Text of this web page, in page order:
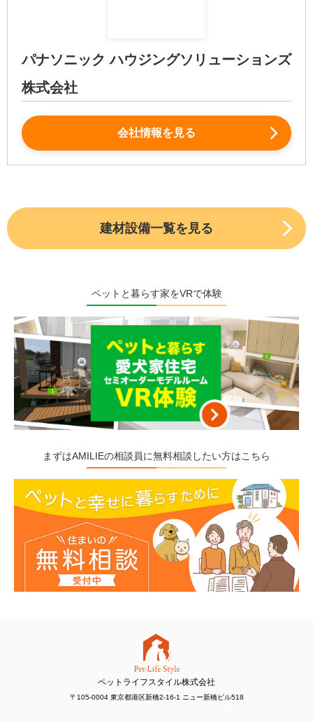
パナソニック ハウジングソリューションズ
株式会社
会社情報を見る
建材設備一覧を見る
ペットと暮らす家をVRで体験
まずはAMILIEの相談員に無料相談したい方はこちら
ペットライフスタイル株式会社
〒105-0004 東京都港区新橋2-16-1 ニュー新橋ビル518